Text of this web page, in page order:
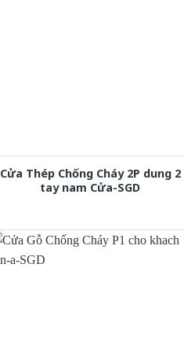
Cửa Thép Chống Cháy 2P dung 2
tay nam Cửa-SGD